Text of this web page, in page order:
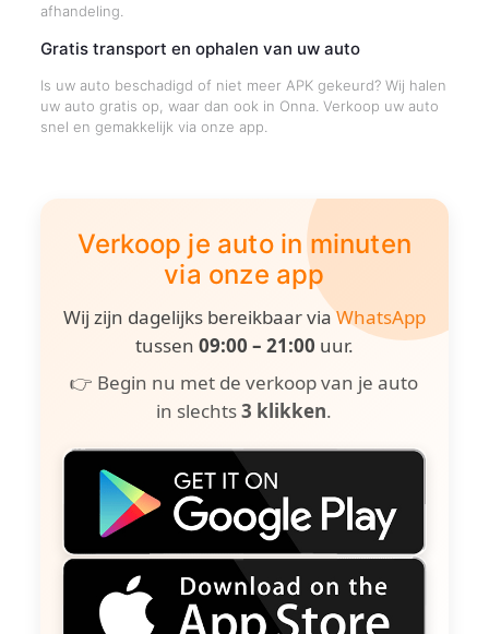
afhandeling.
Gratis transport en ophalen van uw auto
Is uw auto beschadigd of niet meer APK gekeurd? Wij halen
uw auto gratis op, waar dan ook in Onna. Verkoop uw auto
snel en gemakkelijk via onze app.
Verkoop je auto in minuten
via onze app
Wij zijn dagelijks bereikbaar viaWhatsApp
tussen 09:00 – 21:00 uur.
👉 Begin nu met de verkoop van je auto
in slechts3 klikken.